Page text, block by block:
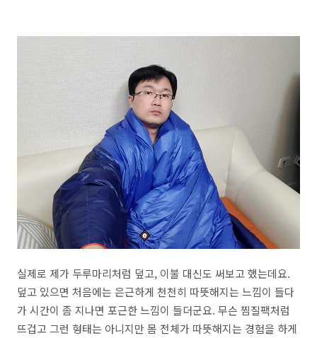
실제로 제가 두루마리처럼 덮고, 이불 대신도 써보고 했는데요.
덮고 있으면 처음에는 은근하게 천천히 따뜻해지는 느낌이 들다
가 시간이 좀 지나면 포근한 느낌이 들더군요. 무슨 찜질팩처럼
뜨겁고 그런 형태는 아니지만 몸 전체가 따뜻해지는 경험을 하게